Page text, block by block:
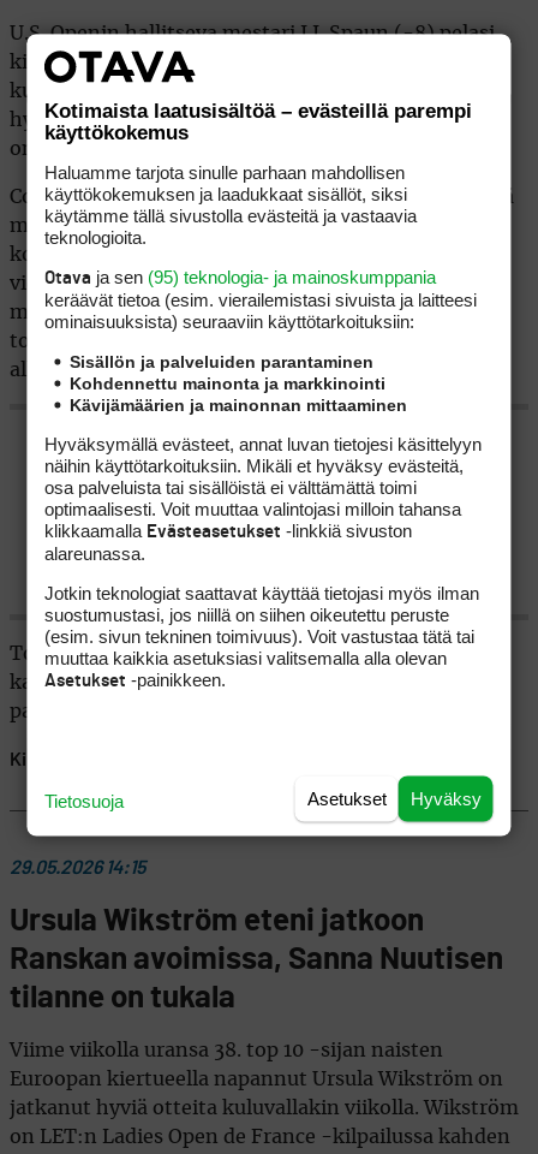
U.S. Openin hallitseva mestari J.J. Spaun (-8) pelasi
kierroksensa 68 lyönnillä ja hän on jaetulla
kuudennella sijalla. Charles Schwab Challenge on
hyvin tasainen, sillä kolmen lyönnin sisällä kärjestä
on yli 20 pelaajaa.
Colonial Country Clubin kentällä taistellaan tärkeistä
maailmanlistan pisteistä, sillä viimeiset paikat
kolmen viikon päästä pelattavaan U.S. Openiin ovat
vielä avoinna. Osa pelaajista tavoittelee nousua
maailmanlistan 60 parhaan joukkoon, kun taas
toisille viimeinen mahdollisuus tulee kesäkuun
alkupuolen karsinnoissa.
Solo leader Jordan Smith is enjoying every moment
as he searches for his first PGA TOUR win
@CSChallengeFW.pic.twitter.com/LD5xBDwlRM
Tony Finau, Rasmus Højgaard ja Max Greyserman
karsiutuivat, joten heillä alkaa olla kiire lunastaa
paikka kauden kolmanteen major-kilpailuun.
Kirjoittaja:
29.05.2026 14:15
Ursula Wikström eteni jatkoon
Ranskan avoimissa, Sanna Nuutisen
tilanne on tukala
Viime viikolla uransa 38. top 10 -sijan naisten
Euroopan kiertueella napannut Ursula Wikström on
jatkanut hyviä otteita kuluvallakin viikolla. Wikström
on LET:n Ladies Open de France -kilpailussa kahden
Kotimaista laatusisältöä – evästeillä parempi
käyttökokemus
Haluamme tarjota sinulle parhaan mahdollisen
käyttökokemuksen ja laadukkaat sisällöt, siksi
käytämme tällä sivustolla evästeitä ja vastaavia
teknologioita.
Otava ja sen (95) teknologia- ja mainoskumppania
keräävät tietoa (esim. vierailemis­tasi sivuista ja laitteesi
ominaisuuk­sista) seuraaviin käyttötarkoituksiin:
Sisällön ja palveluiden parantaminen
Kohdennettu mainonta ja markkinointi
Kävijämäärien ja mainonnan mittaaminen
Hyväksymällä evästeet, annat luvan tietojesi käsittelyyn
näihin käyttötarkoituksiin. Mikäli et hyväksy evästeitä,
osa palveluista tai sisällöistä ei välttämättä toimi
optimaalisesti. Voit muuttaa valintojasi milloin tahansa
klikkaamalla Evästeasetukset -linkkiä sivuston
alareunassa.
Jotkin teknologiat saattavat käyttää tietojasi myös ilman
suostumustasi, jos niillä on siihen oikeutettu peruste
(esim. sivun tekninen toimivuus). Voit vastustaa tätä tai
muuttaa kaikkia asetuksiasi valitsemalla alla olevan
Asetukset -painikkeen.
Hyväksy
Asetukset
Tietosuoja